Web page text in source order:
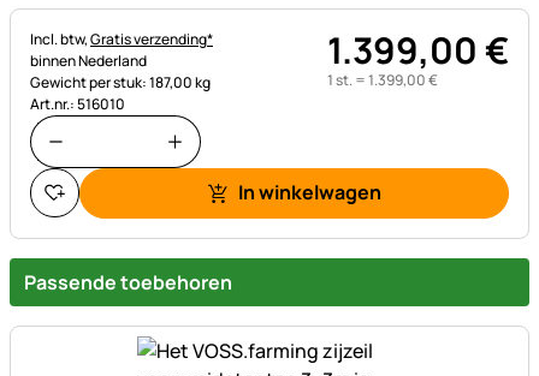
Belastinginformatie:
Incl. btw,Gratis verzending*
binnen Nederland
Gewicht per stuk: 187,00 kg
Art.nr.: 516010
1.399,00€
1 st. =1.399,00€
In winkelwagen
Passende toebehoren